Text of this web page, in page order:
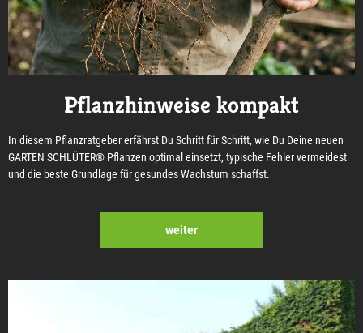
Pflanzhinweise kompakt
In diesem Pflanzratgeber erfährst Du Schritt für Schritt, wie Du Deine neuen
GARTEN SCHLÜTER® Pflanzen optimal einsetzt, typische Fehler vermeidest
und die beste Grundlage für gesundes Wachstum schaffst.
weiter